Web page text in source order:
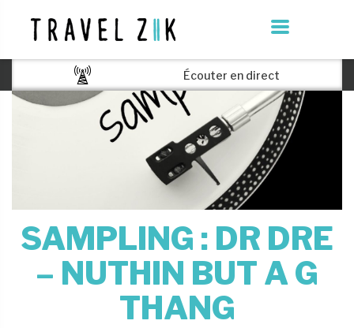
Écouter en direct
SAMPLING : DR DRE
– NUTHIN BUT A G
THANG